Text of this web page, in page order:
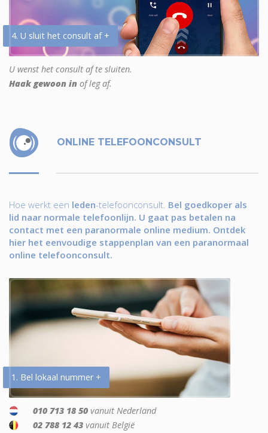
4. U sluit het consult af +
U wenst het consult af te sluiten.
Haak gewoon in of leg af.
ONLINE TELEFOONCONSULT
Hoe werkt een leden-telefoonconsult. Bel goedkoper als
lid naar normale telefoonlijn. U gaat pas betalen na
contact met een paranormale online medium. Ontdek
hier het eenvoudige stappenplan van een paranormaal
online telefoonconsult.
1. Bel lokaal nummer +
010 713 18 50 vanuit Nederland
02 788 12 43 vanuit België